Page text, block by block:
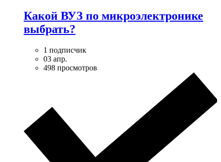
Какой ВУЗ по микроэлектронике
выбрать?
1 подписчик
03 апр.
498 просмотров